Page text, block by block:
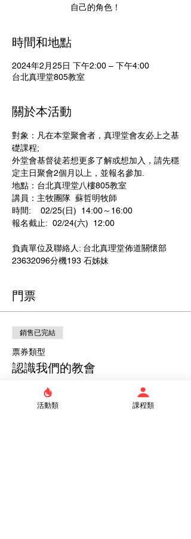
自己的角色！
時間和地點
2024年2月25日 下午2:00 – 下午4:00
台北真理堂805教室
關於本活動
對象：凡在本堂聚會者，真理堂會友必上之基
礎課程;
外堂會基督徒若想更多了解或想加入，請先穩
定主日聚會2個月以上，並報名參加.
地點：台北真理堂八樓805教室
講員：主牧團隊  蘇哲明牧師
時間:    02/25(日)  14:00～16:00
報名截止:  02/24(六)  12:00
負責單位及聯絡人: 台北真理堂佈道關懷部
23632096分機193 石姊妹
門票
銷售已完結
票券類型
認識我們的教會
$0.00活動類 課程類